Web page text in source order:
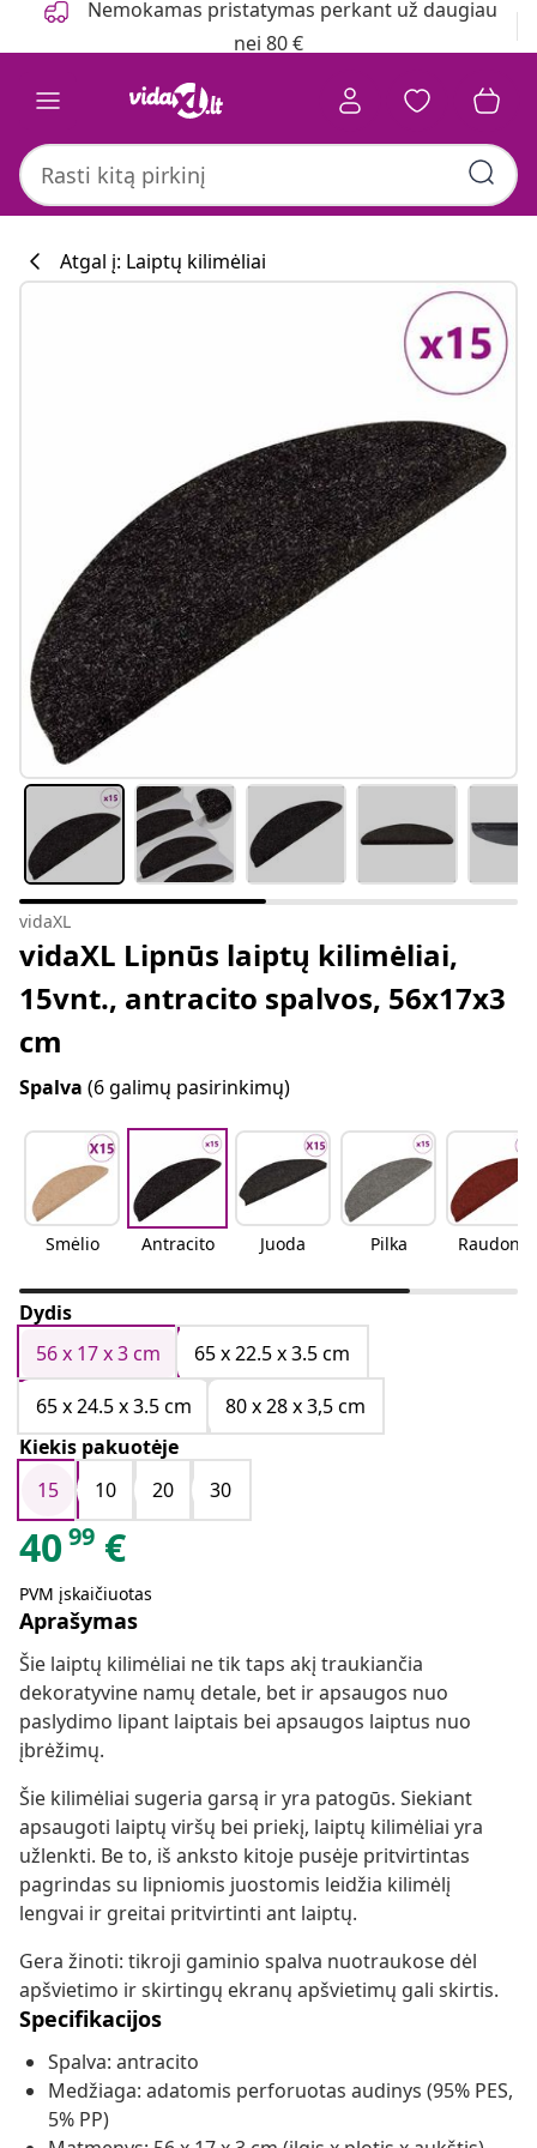
Nemokamas pristatymas perkant už daugiau
nei 80 €
Atgal į: Laiptų kilimėliai
vidaXL
vidaXL Lipnūs laiptų kilimėliai,
15vnt., antracito spalvos, 56x17x3
cm
Spalva (6 galimų pasirinkimų)
Smėlio Antracito Juoda Pilka Raudona
Dydis
56 x 17 x 3 cm
65 x 22.5 x 3.5 cm
65 x 24.5 x 3.5 cm
80 x 28 x 3,5 cm
Kiekis pakuotėje
15
10 20 30
4099 €
PVM įskaičiuotas
Aprašymas
Šie laiptų kilimėliai ne tik taps akį traukiančia
dekoratyvine namų detale, bet ir apsaugos nuo
paslydimo lipant laiptais bei apsaugos laiptus nuo
įbrėžimų.
Šie kilimėliai sugeria garsą ir yra patogūs. Siekiant
apsaugoti laiptų viršų bei priekį, laiptų kilimėliai yra
užlenkti. Be to, iš anksto kitoje pusėje pritvirtintas
pagrindas su lipniomis juostomis leidžia kilimėlį
lengvai ir greitai pritvirtinti ant laiptų.
Gera žinoti: tikroji gaminio spalva nuotraukose dėl
apšvietimo ir skirtingų ekranų apšvietimų gali skirtis.
Specifikacijos
Spalva: antracito
Medžiaga: adatomis perforuotas audinys (95% PES,
5% PP)